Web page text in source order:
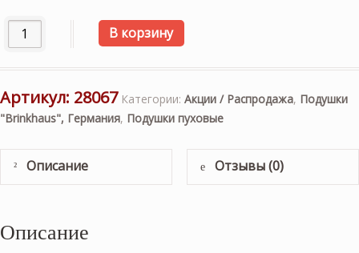
Количество товара Подушка пуховая женская средняя
В корзину
Артикул: 28067 Категории: Акции / Распродажа, Подушки
"Brinkhaus", Германия, Подушки пуховые
Описание Отзывы (0)
Описание